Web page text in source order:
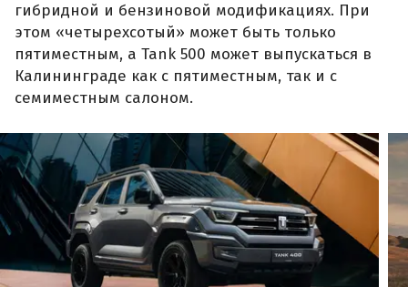
гибридной и бензиновой модификациях. При
этом «четырехсотый» может быть только
пятиместным, а Tank 500 может выпускаться в
Калининграде как с пятиместным, так и с
семиместным салоном.